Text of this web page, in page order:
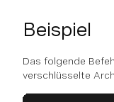
Beispiel
Das folgende
verschlüsselte